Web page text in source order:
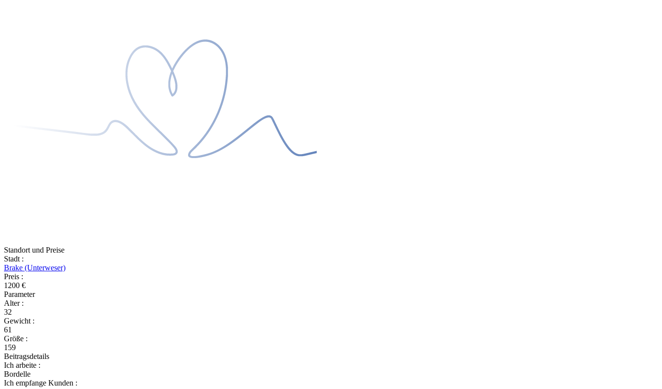
Standort und Preise
Stadt :
Brake (Unterweser)
Preis :
1200 €
Parameter
Alter :
32
Gewicht :
61
Größe :
159
Beitragsdetails
Ich arbeite :
Bordelle
Ich empfange Kunden :